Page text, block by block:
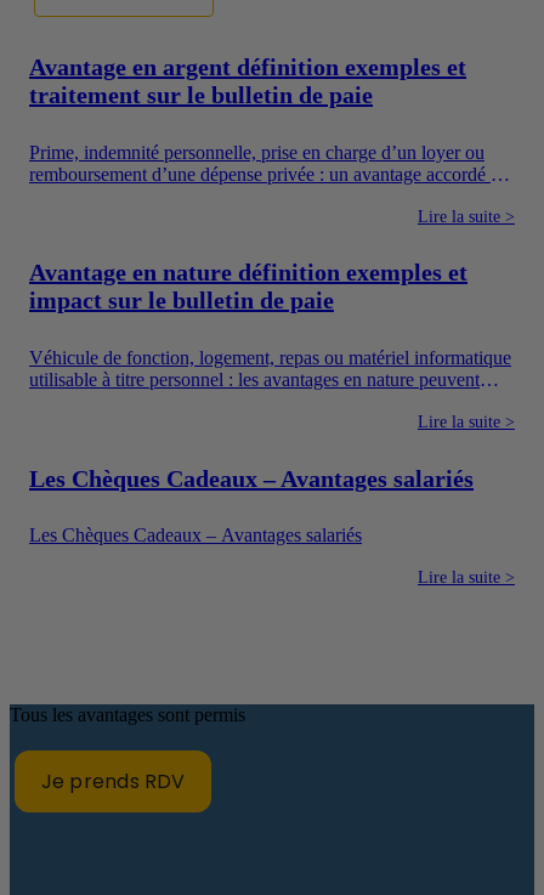
Avantage en argent définition exemples et
traitement sur le bulletin de paie
Prime, indemnité personnelle, prise en charge d’un loyer ou
remboursement d’une dépense privée : un avantage accordé en
autant, toutes les sommes versées par une entreprise ne suivent
rémunération, les avantages en argent, les frais professionnels
et les dispositifs sociaux dont l’utilisation est encadrée.
Lire la suite >
Avantage en nature définition exemples et
impact sur le bulletin de paie
Véhicule de fonction, logement, repas ou matériel informatique
utilisable à titre personnel : les avantages en nature peuvent
également un moyen pour l’entreprise de proposer une
en argent.
Lire la suite >
Les Chèques Cadeaux – Avantages salariés
Les Chèques Cadeaux – Avantages salariés
Lire la suite >
Tous les avantages sont permis
Je prends RDV